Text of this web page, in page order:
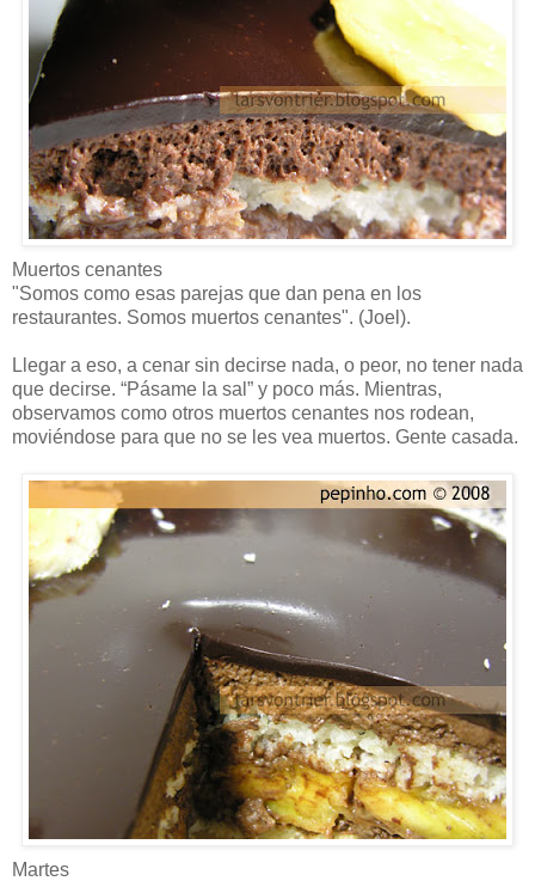
Muertos cenantes
"Somos como esas parejas que dan pena en los
restaurantes. Somos muertos cenantes". (Joel).
Llegar a eso, a cenar sin decirse nada, o peor, no tener nada
que decirse. “Pásame la sal” y poco más. Mientras,
observamos como otros muertos cenantes nos rodean,
moviéndose para que no se les vea muertos. Gente casada.
Martes